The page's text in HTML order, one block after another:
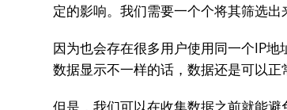
定的影响。我们需要一个个将其筛选出
因为也会存在很多用户使用同一个IP
数据显示不一样的话，数据还是可以正
但是，我们可以在收集数据之前就能避